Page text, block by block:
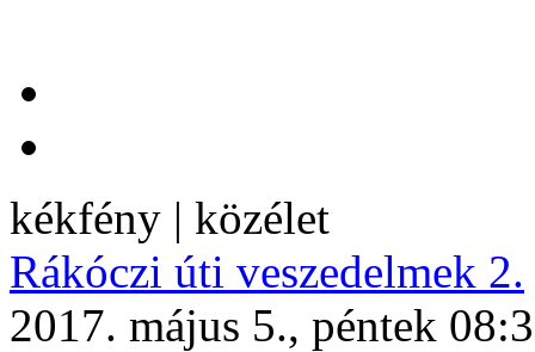
kékfény | közélet
Rákóczi úti veszedelmek 2.
2017. május 5., péntek